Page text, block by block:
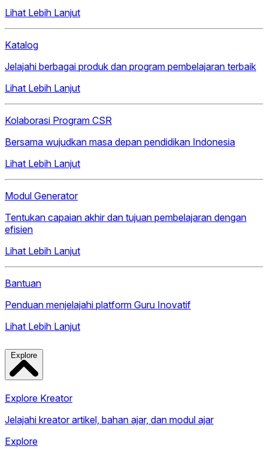
Lihat Lebih Lanjut
Katalog
Jelajahi berbagai produk dan program pembelajaran terbaik
Lihat Lebih Lanjut
Kolaborasi Program CSR
Bersama wujudkan masa depan pendidikan Indonesia
Lihat Lebih Lanjut
Modul Generator
Tentukan capaian akhir dan tujuan pembelajaran dengan
efisien
Lihat Lebih Lanjut
Bantuan
Penduan menjelajahi platform Guru Inovatif
Lihat Lebih Lanjut
Explore
Explore Kreator
Jelajahi kreator artikel, bahan ajar, dan modul ajar
Explore